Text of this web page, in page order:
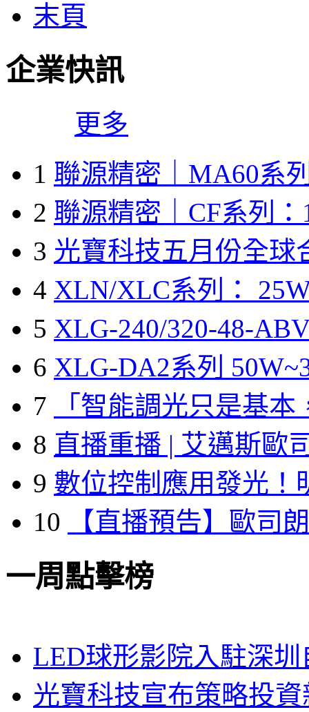
末頁
企業快訊
更多
1 聯源精密｜MA60系
2 聯源精密｜CF系列：
3 光寶科技五月份全球
4 XLN/XLC系列：
5 XLG-240/320-48-
6 XLG-DA2系列
7
「智能調光只是基本
8 直播重播 | 艾邁斯歐
9 數位控制應用發光！
10
【直播預告】歐司
一周點擊榜
LED球形影院入駐深
光寶科技宣布策略投